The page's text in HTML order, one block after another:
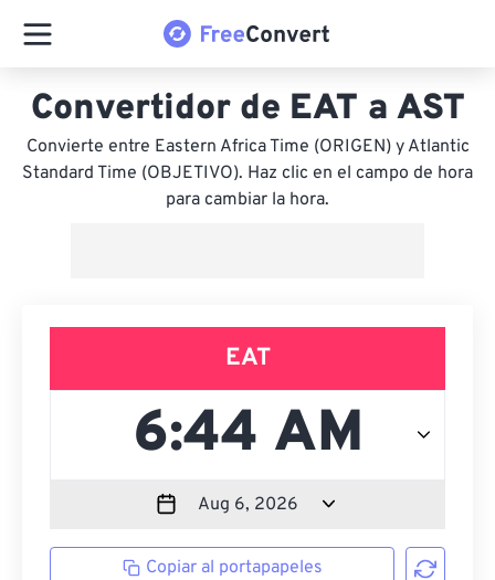
Convertidor de EAT a AST
Convierte entre Eastern Africa Time (ORIGEN) y Atlantic
Standard Time (OBJETIVO). Haz clic en el campo de hora
para cambiar la hora.
EAT
Copiar al portapapeles